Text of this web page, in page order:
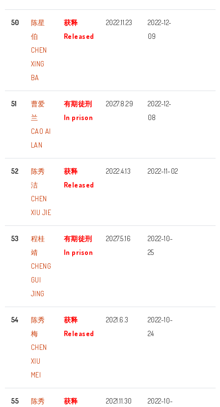
50
陈星
伯
CHEN
XING
BA
获释
Released
2022.11.23
2022-12-
09
51
曹爱
兰
CAO AI
LAN
有期徒刑
In prison
2027.8.29
2022-12-
08
52
陈秀
洁
CHEN
XIU JIE
获释
Released
2022.4.13 2022-11-02
53
程桂
靖
CHENG
GUI
JING
有期徒刑
In prison
2027.5.16
2022-10-
25
54
陈秀
梅
CHEN
XIU
MEI
获释
Released
2021.6.3
2022-10-
24
55
陈秀
获释
2021.11.30
2022-10-